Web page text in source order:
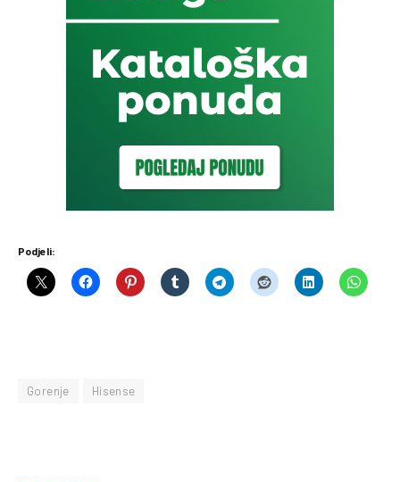
Podjeli:
Gorenje Hisense